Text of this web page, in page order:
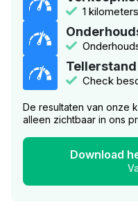
1
Check
De resultaten van onze
alleen zichtbaar in ons
Download